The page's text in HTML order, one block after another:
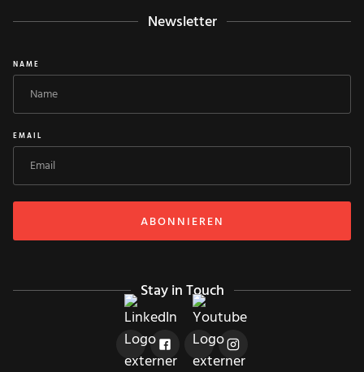
Newsletter
NAME
EMAIL
Stay in Touch